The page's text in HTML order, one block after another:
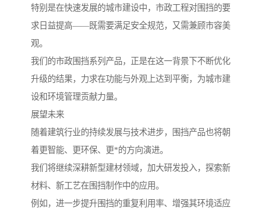
特别是在快速发展的城市建设中，市政工程对围挡的要
求日益提高——既需要满足安全规范，又需兼顾市容美
观。
我们的市政围挡系列产品，正是在这一背景下不断优化
升级的结果，力求在功能与外观上达到平衡，为城市建
设和环境管理贡献力量。
展望未来
随着建筑行业的持续发展与技术进步，围挡产品也将朝
着更智能、更环保、更*的方向演进。
我们将继续深耕新型建材领域，加大研发投入，探索新
材料、新工艺在围挡制作中的应用。
例如，进一步提升围挡的重复利用率、增强其环境适应